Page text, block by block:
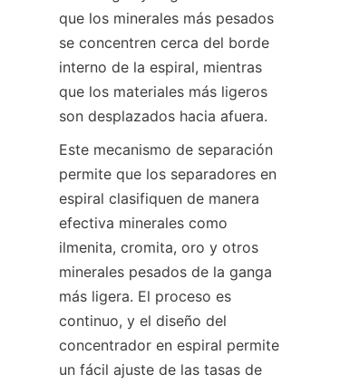
que los minerales más pesados
se concentren cerca del borde
interno de la espiral, mientras
que los materiales más ligeros
son desplazados hacia afuera.
Este mecanismo de separación
permite que los separadores en
espiral clasifiquen de manera
efectiva minerales como
ilmenita, cromita, oro y otros
minerales pesados de la ganga
más ligera. El proceso es
continuo, y el diseño del
concentrador en espiral permite
un fácil ajuste de las tasas de